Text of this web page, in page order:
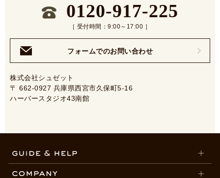
0120-917-225
［ 受付時間：9:00～17:00 ］
フォームでのお問い合わせ
株式会社シュゼット
〒 662-0927 兵庫県西宮市久保町5-16
ハーバースタジオ43南館